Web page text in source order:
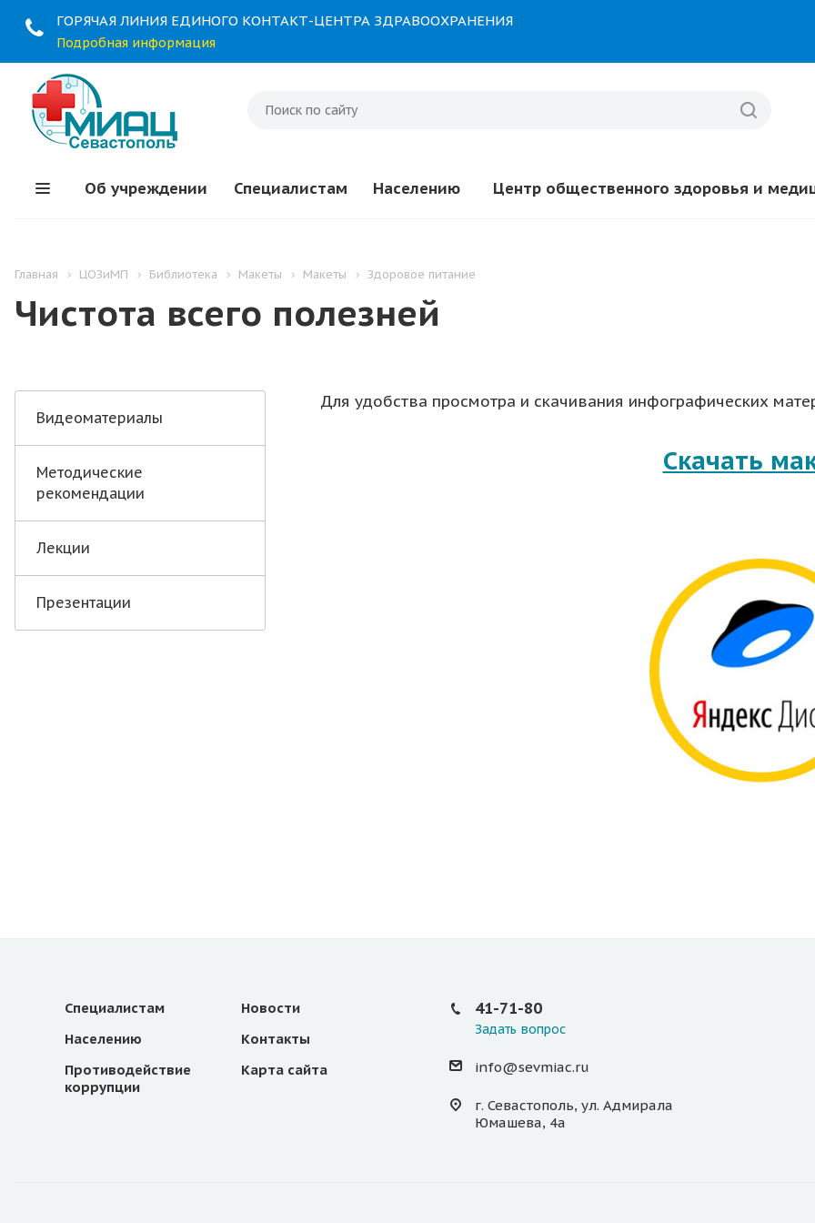
ГОРЯЧАЯ ЛИНИЯ ЕДИНОГО КОНТАКТ-ЦЕНТРА ЗДРАВООХРАНЕНИЯ
Подробная информация
Об учреждении Специалистам Населению Центр общественного здоровья и
Главная ЦОЗиМП Библиотека Макеты Макеты Здоровое питание
Чистота всего полезней
Видеоматериалы
Методические
рекомендации
Лекции
Презентации
Для удобства просмотра и скачивания инфографических
Скачать
Специалистам
Населению
Противодействие
коррупции
Новости
Контакты
Карта сайта
41-71-80
Задать вопрос
info@sevmiac.ru
г. Севастополь, ул. Адмирала
Юмашева, 4а